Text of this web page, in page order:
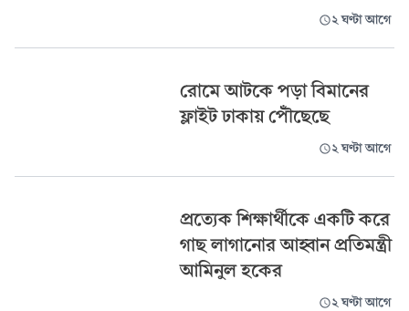
২ ঘণ্টা আগে
রোমে আটকে পড়া বিমানের
ফ্লাইট ঢাকায় পৌঁছেছে
২ ঘণ্টা আগে
প্রত্যেক শিক্ষার্থীকে একটি করে
গাছ লাগানোর আহ্বান প্রতিমন্ত্রী
আমিনুল হকের
২ ঘণ্টা আগে